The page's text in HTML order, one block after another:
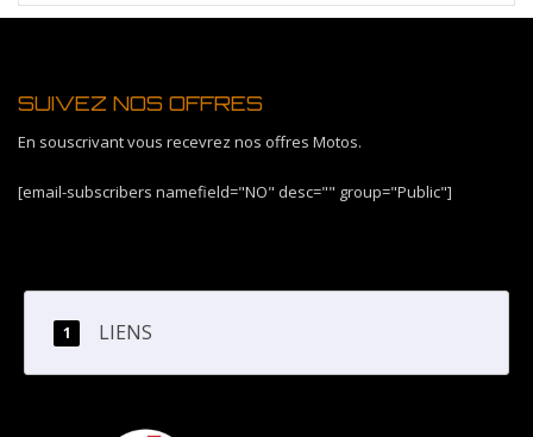
SUIVEZ NOS OFFRES
En souscrivant vous recevrez nos offres Motos.
[email-subscribers namefield="NO" desc="" group="Public"]
LIENS